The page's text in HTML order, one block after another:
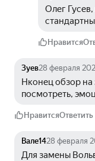
Олег
Нравится
Зуев28 февраля
Нконец обзор на
посмотреть,
НравитсяОтветить
Вале1428 февраля
Для замены